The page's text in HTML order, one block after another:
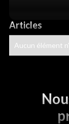
Articles
Aucun élément